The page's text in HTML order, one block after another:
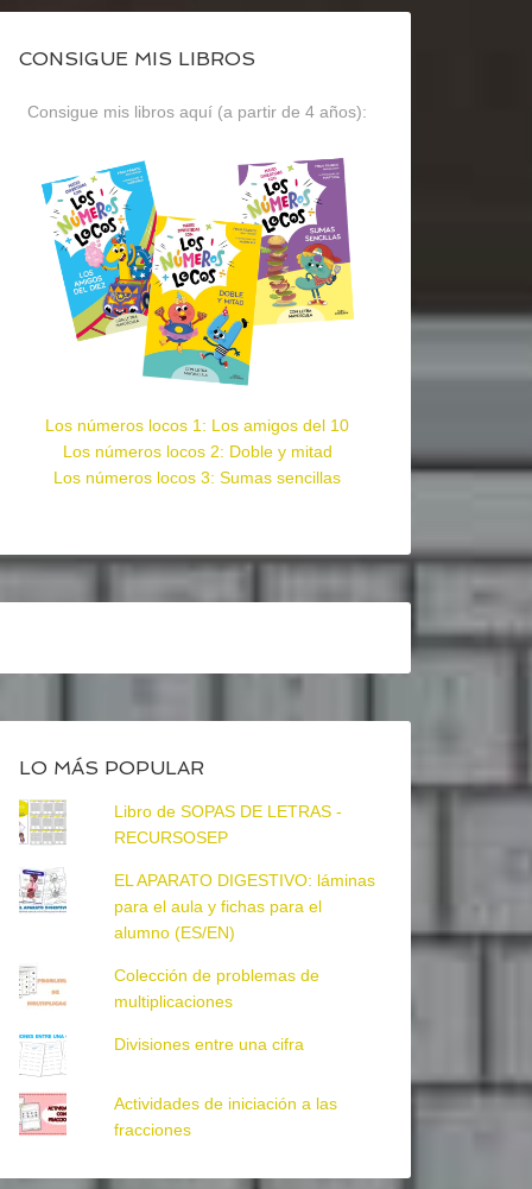
CONSIGUE MIS LIBROS
Consigue mis libros aquí (a partir de 4 años):
Los números locos 1: Los amigos del 10
Los números locos 2: Doble y mitad
Los números locos 3: Sumas sencillas
LO MÁS POPULAR
Libro de SOPAS DE LETRAS -
RECURSOSEP
EL APARATO DIGESTIVO: láminas
para el aula y fichas para el
alumno (ES/EN)
Colección de problemas de
multiplicaciones
Divisiones entre una cifra
Actividades de iniciación a las
fracciones